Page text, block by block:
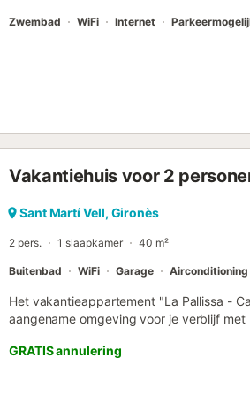
Zwembad WiFi Internet
Vakantiehuis voor 2
Sant Martí Vell, Gironès
2 pers. 1 slaapkamer 40 m²
Buitenbad WiFi Garage Airconditioning
Het vakantieappartement "La Pallissa -
aangename omgeving voor je verblijf
De voorzieningen ter plaatse omvatten
airconditioning, een wasmachine en
het terrein. Een babybedje kan tegen
GRATIS annulering